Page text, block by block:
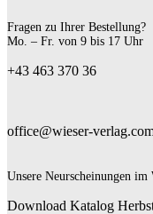
Fragen zu Ihrer Bestellung?
Mo. – Fr. von 9 bis 17 Uhr
+43 463 370 36
office@wieser-
Unsere Neurscheinungen
Download Katalog